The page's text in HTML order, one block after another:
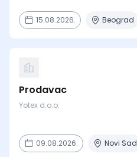
15.08.2026. Beograd
Prodavac
Yotex d.o.o.
09.08.2026. Novi Sad